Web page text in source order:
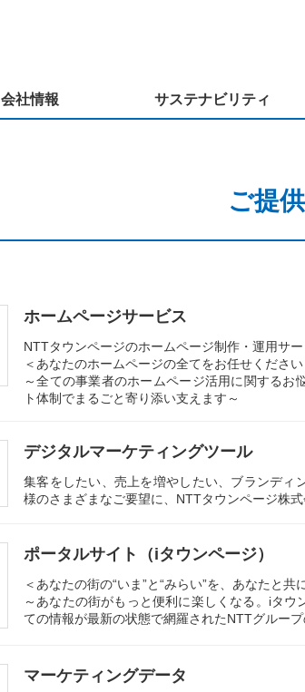
会社情報 サステナビリティ
ご提
ホームページサービス
NTTタウンページのホームページ制作・運用サー
＜あなたのホームページの全てをお任せください
～全ての事業者のホームページ活用に関するお
ト体制でまるごと寄り添い支えます～
デジタルマーケティングツール
集客をしたい、売上を増やしたい、ブランディ
様のさまざまなご要望に、NTTタウンページ株
ポータルサイト（iタウンページ）
＜あなたの街の“いま”と“みらい”を、あなたと共
～あなたの街がもっと便利に楽しくなる。iタ
ての情報が最新の状態で網羅されたNTTグルー
マーケティングデータ